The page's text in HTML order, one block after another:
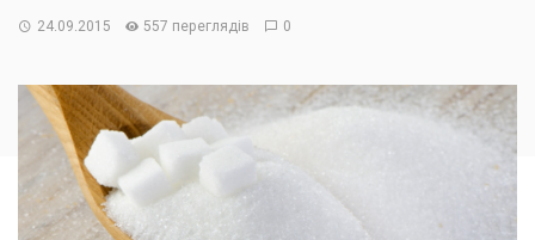
24.09.2015 557 переглядів 0